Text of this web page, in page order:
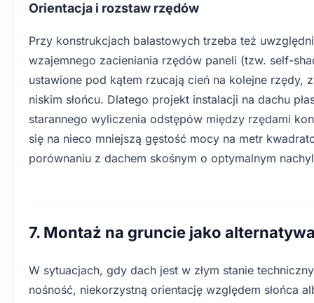
Orientacja i rozstaw rzędów
Przy konstrukcjach balastowych trzeba też
wzajemnego zacieniania rzędów paneli (tzw. self-
ustawione pod kątem rzucają cień na kolejne rzędy,
niskim słońcu. Dlatego projekt instalacji na dachu
starannego wyliczenia odstępów między rzędami
się na nieco mniejszą gęstość mocy na metr
porównaniu z dachem skośnym o optymalnym
7. Montaż na gruncie jako
W sytuacjach, gdy dach jest w złym stanie
nośność, niekorzystną orientację względem słońca